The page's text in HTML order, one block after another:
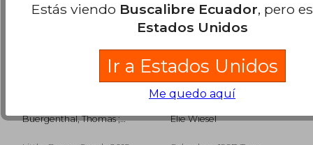
40%
dcto. $ 20.93
40%
dcto.
Auschwitz as a Young
boy (en Inglés)
Buergenthal, Thomas ;
A Beggar in
Jerusalem: A Novel
(en Inglés)
Elie Wiesel
Estás viendo Buscalibre Ecuador, pero
Estados Unidos
Ir a Estados Unidos
Me quedo aquí